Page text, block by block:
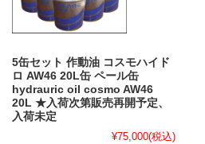
5缶セット 作動油 コスモハイド
ロ AW46 20L缶 ペール缶
hydrauric oil cosmo AW46
20L ★入荷次第販売再開予定、
入荷未定
¥75,000(税込)